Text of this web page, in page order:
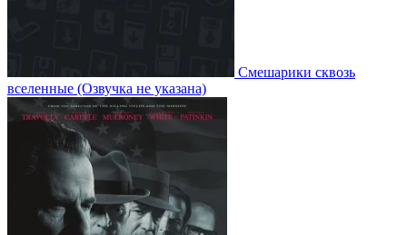
Смешарики сквозь
вселенные (Озвучка не указана)